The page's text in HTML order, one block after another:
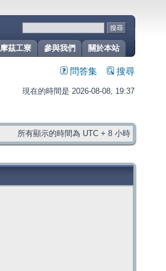
關於本站
參與我們
摩茲工寮
問答集 搜尋
現在的時間是 2026-08-08, 19:37
所有顯示的時間為 UTC + 8 小時